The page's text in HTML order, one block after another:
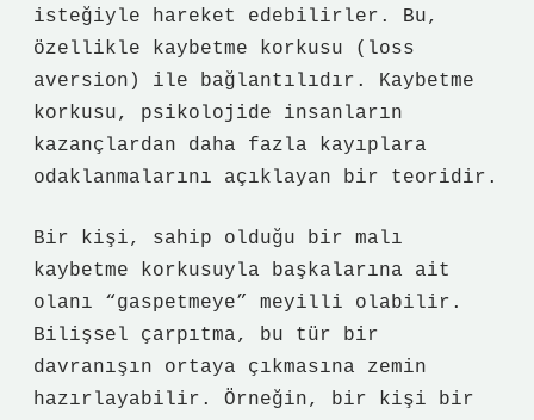
isteğiyle hareket edebilirler. Bu,
özellikle kaybetme korkusu (loss
aversion) ile bağlantılıdır. Kaybetme
korkusu, psikolojide insanların
kazançlardan daha fazla kayıplara
odaklanmalarını açıklayan bir teoridir.
Bir kişi, sahip olduğu bir malı
kaybetme korkusuyla başkalarına ait
olanı “gaspetmeye” meyilli olabilir.
Bilişsel çarpıtma, bu tür bir
davranışın ortaya çıkmasına zemin
hazırlayabilir. Örneğin, bir kişi bir